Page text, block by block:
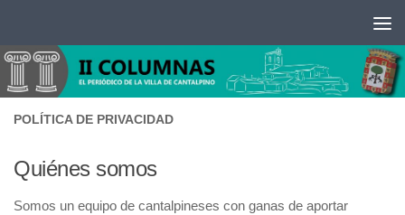
POLÍTICA DE PRIVACIDAD
Quiénes somos
Somos un equipo de cantalpineses con ganas de aportar